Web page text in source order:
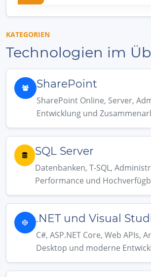
KATEGORIEN
Technologien im
SharePoint
SharePoint Online, Server,
Entwicklung und
SQL Server
Datenbanken, T-SQL,
Performance und
.NET und Visual
C#, ASP.NET Core, Web APIs,
Desktop und moderne